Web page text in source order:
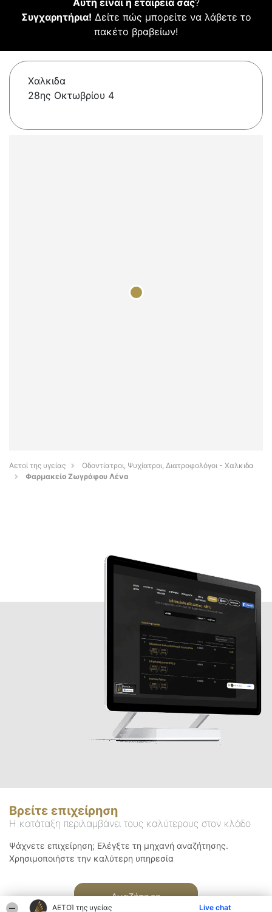
ΑΕΤΟΊ της υγείας Live chat
Αυτή είναι η εταιρεία σας?
Συγχαρητήρια! Δείτε πώς μπορείτε να λάβετε το
πακέτο βραβείων!
Χαλκιδα
28ης Οκτωβρίου 4
Αετοί της υγείας
Οδοντίατροι, Ψυχίατροι, Διατροφολόγοι - Χαλκιδα
Φαρμακείο Ζωγράφου Λένα
Βρείτε επιχείρηση
Η κατάταξη περιλαμβάνει τους καλύτερους στον κλάδο
Ψάχνετε επιχείρηση; Ελέγξτε τη μηχανή αναζήτησης.
Χρησιμοποιήστε την καλύτερη υπηρεσία
Αναζήτηση